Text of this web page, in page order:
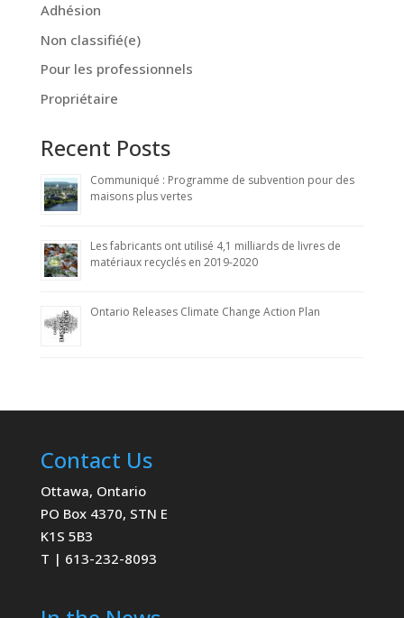
Adhésion
Non classifié(e)
Pour les professionnels
Propriétaire
Recent Posts
Communiqué : Programme de subvention pour des
maisons plus vertes
Les fabricants ont utilisé 4,1 milliards de livres de
matériaux recyclés en 2019-2020
Ontario Releases Climate Change Action Plan
Contact Us
Ottawa, Ontario
PO Box 4370, STN E
K1S 5B3
T | 613-232-8093